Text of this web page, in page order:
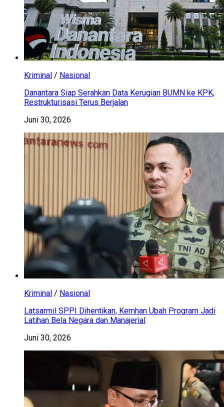
Kriminal / Nasional
Danantara Siap Serahkan Data Kerugian BUMN ke KPK,
Restrukturisasi Terus Berjalan
Juni 30, 2026
Kriminal / Nasional
Latsarmil SPPI Dihentikan, Kemhan Ubah Program Jadi
Latihan Bela Negara dan Manajerial
Juni 30, 2026